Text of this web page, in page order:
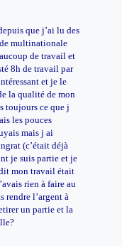
que j’ai lu des
multinationale
de travail et
8h de travail par
et je le
la qualité de mon
toujours ce que j
les pouces
mais j ai
(c’était déjà
je suis partie et je
mon travail était
rien à faire au
rendre l’argent à
un partie et la